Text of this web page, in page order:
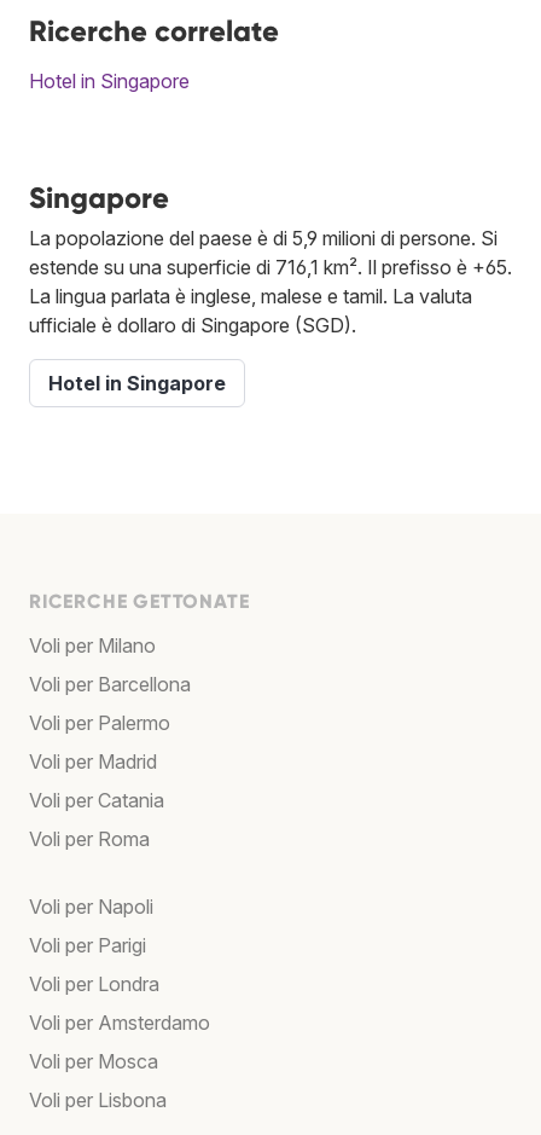
Ricerche correlate
Hotel in Singapore
Singapore
La popolazione del paese è di 5,9 milioni di persone. Si
estende su una superficie di 716,1 km². Il prefisso è +65.
La lingua parlata è inglese, malese e tamil. La valuta
ufficiale è dollaro di Singapore (SGD).
Hotel in Singapore
RICERCHE GETTONATE
Voli per Milano
Voli per Barcellona
Voli per Palermo
Voli per Madrid
Voli per Catania
Voli per Roma
Voli per Napoli
Voli per Parigi
Voli per Londra
Voli per Amsterdamo
Voli per Mosca
Voli per Lisbona